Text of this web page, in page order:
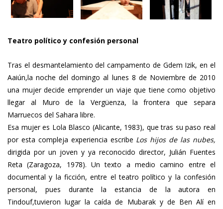
Teatro político y confesión personal
Tras el desmantelamiento del campamento de Gdem Izik, en el
Aaiún,la noche del domingo al lunes 8 de Noviembre de 2010
una mujer decide emprender un viaje que tiene como objetivo
llegar al Muro de la Vergüenza, la frontera que separa
Marruecos del Sahara libre.
Esa mujer es Lola Blasco (Alicante, 1983), que tras su paso real
por esta compleja experiencia escribe Los hijos de las nubes,
dirigida por un joven y ya reconocido director, Julián Fuentes
Reta (Zaragoza, 1978). Un texto a medio camino entre el
documental y la ficción, entre el teatro político y la confesión
personal, pues durante la estancia de la autora en
Tindouf,tuvieron lugar la caída de Mubarak y de Ben Alí en